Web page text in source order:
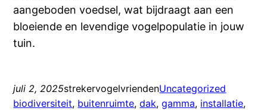
aangeboden voedsel, wat bijdraagt aan een
bloeiende en levendige vogelpopulatie in jouw
tuin.
juli 2, 2025strekervogelvriendenUncategorized
biodiversiteit, buitenruimte, dak, gamma, installatie